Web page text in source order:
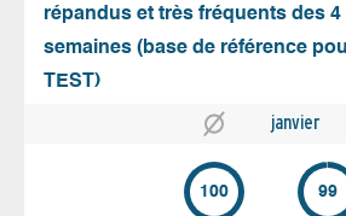
répandus et très fréquents des
semaines (base de référence
TEST)
janvier
100 99